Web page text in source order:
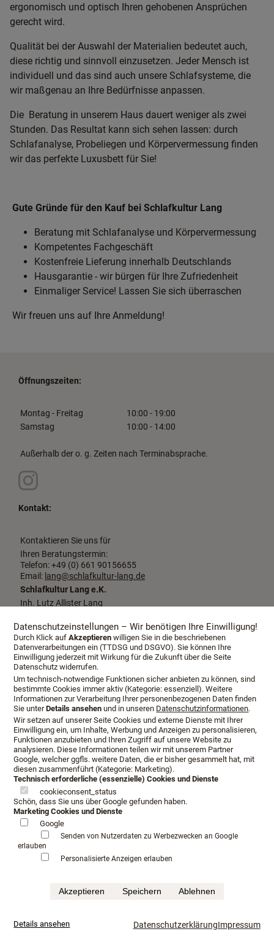
ergonomisch und optisch Ihren gehobenen Ansprüchen
gerecht wird.
Qualität bei der Auswahl der Materialien bedeutet auch,
diese richtig und sinnvoll einzusetzen. Jeder Mensch ist
individuell und das sind auch unsere Schlafsysteme, die
wir maßgenau an Ihre Bedürfnisse anpassen.
Die Beratung in unserem Haus dauert weniger als zwei
Stunden. Das Resultat kann sich sehen lassen: durch
Schlafanalyse, Probeliegen und Körpervermessung finden
wir das perfekte Luxusbett für Sie!
Gute Gründe für den Kauf bei Schlafkultur Lang
Beratung mit Schlafanalyse und Körpervermessung
Kompetentes Fachgeschäft
Kostenfreie Lieferung innerhalb Deutschlands
Hausgarantie - wir bürgen für Ihre Zufriedenheit
Einmaliger Service! Lassen Sie sich überraschen
Wir freuen uns auf Ihre Anmeldung!
Öffnungszeiten:
Montag - Freitag
10:00 - 19:00
Samstag
10:00 - 14:00
Außerhalb der o. g. Zeiten nach Terminabsprache.
Kontakt:
Kontaktieren Sie uns für
Ihren Beratungstermin:
Telefon: +49 (0) 661 90156655
Email: lang@schlafkultur-lang.de
Schlafkultur Lang e.K.
Inh. Lutz Allister Lang
36037 Fulda
Öffnungszeiten Anfahrt
Beratungstermin
Serviceangebot
Infopaket
mehr...
Häufig gesucht: Boxspringbetten Testen Luxushotel schlafen
Datenschutzeinstellungen – Wir benötigen Ihre Einwilligung!
Durch Klick aufAkzeptieren willigen Sie in die beschriebenen
Datenverarbeitungen ein (TTDSG und DSGVO). Sie können Ihre
Einwilligung jederzeit mit Wirkung für die Zukunft über die Seite
Datenschutz widerrufen.
Um technisch-notwendige Funktionen sicher anbieten zu können, sind
bestimmte Cookies immer aktiv (Kategorie: essenziell). Weitere
Informationen zur Verarbeitung Ihrer personenbezogenen Daten finden
Sie unterDetails ansehen und in unseren Datenschutzinformationen.
Wir setzen auf unserer Seite Cookies und externe Dienste mit Ihrer
Einwilligung ein, um Inhalte, Werbung und Anzeigen zu personalisieren,
Funktionen anzubieten und Ihren Zugriff auf unsere Website zu
analysieren. Diese Informationen teilen wir mit unserem Partner
Google, welcher ggfls. weitere Daten, die er bisher gesammelt hat, mit
diesen zusammenführt (Kategorie: Marketing).
Technisch erforderliche (essenzielle) Cookies und Dienste
cookieconsent_status
Schön, dass Sie uns über Google gefunden haben.
Marketing Cookies und Dienste
Google
Senden von Nutzerdaten zu Werbezwecken an Google
erlauben
Personalisierte Anzeigen erlauben
Akzeptieren Speichern Ablehnen
Details ansehen DatenschutzerklärungImpressum